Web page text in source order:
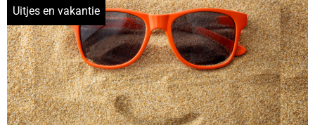
Uitjes en vakantie